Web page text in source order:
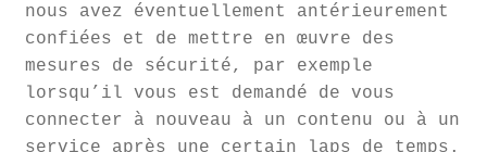
nous avez éventuellement antérieurement
confiées et de mettre en œuvre des
mesures de sécurité, par exemple
lorsqu’il vous est demandé de vous
connecter à nouveau à un contenu ou à un
service après une certain laps de temps.